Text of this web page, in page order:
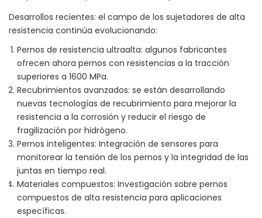
Desarrollos recientes: el campo de los sujetadores de alta
resistencia continúa evolucionando:
Pernos de resistencia ultraalta: algunos fabricantes
ofrecen ahora pernos con resistencias a la tracción
superiores a 1600 MPa.
Recubrimientos avanzados: se están desarrollando
nuevas tecnologías de recubrimiento para mejorar la
resistencia a la corrosión y reducir el riesgo de
fragilización por hidrógeno.
Pernos inteligentes: Integración de sensores para
monitorear la tensión de los pernos y la integridad de las
juntas en tiempo real.
Materiales compuestos: Investigación sobre pernos
compuestos de alta resistencia para aplicaciones
específicas.